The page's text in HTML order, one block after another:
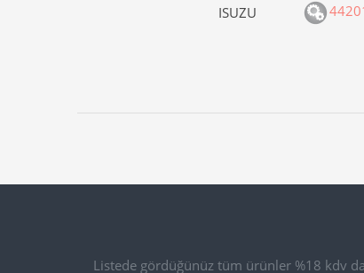
ISUZU
Listede gördüğünüz tüm ürünler %18 kdv